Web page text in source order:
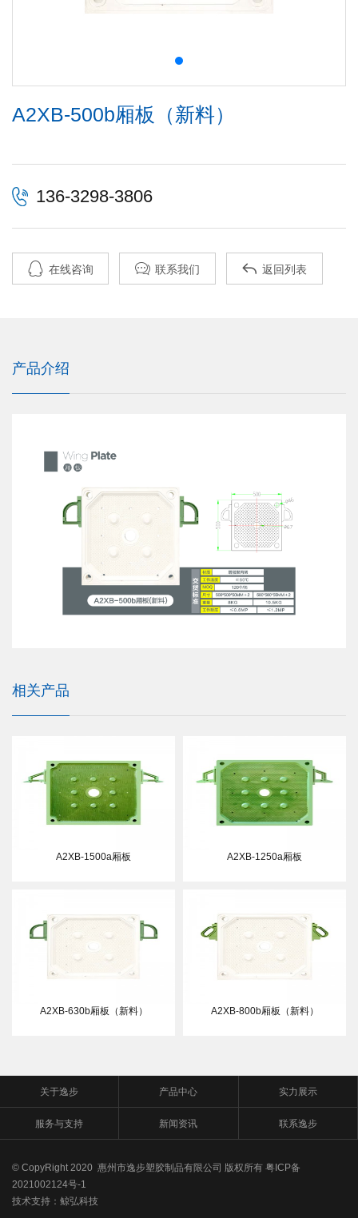
A2XB-500b厢板（新料）
136-3298-3806
 在线咨询  联系我们  返回列表
产品介绍
相关产品
A2XB-1500a厢板 A2XB-1250a厢板
A2XB-630b厢板（新料） A2XB-800b厢板（新料）
关于逸步 产品中心 实力展示
服务与支持 新闻资讯 联系逸步
© CopyRight 2020 惠州市逸步塑胶制品有限公司 版权所有 粤ICP备
2021002124号-1
技术支持： 鲸弘科技